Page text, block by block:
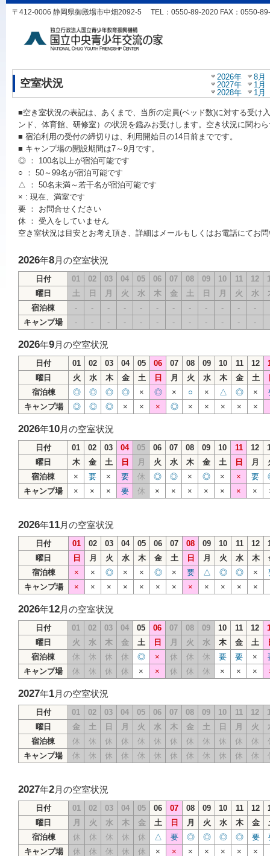
〒412-0006 静岡県御殿場市中畑2092-5 TEL：0550-89-2020 FAX：0550-
空室状況
2026年
8月
2027年
1月
2028年
1月
■空き室状況の表記は、あくまで、当所の定員(ベッド数)に対する受
ンド、体育館、研修室）の状況を鑑みお受けします。空き状況に関わ
■ 宿泊利用の受付の締切りは、利用開始日の14日前までです。
■ キャンプ場の開設期間は7～9月です。
◎ ： 100名以上が宿泊可能です
○ ： 50～99名が宿泊可能です
△ ： 50名未満～若干名が宿泊可能です
× : 現在、満室です
要 ： お問合せください
休 ： 受入をしていません
空き室状況は目安とお考え頂き、詳細はメールもしくはお電話にてお
2026年8月の空室状況
日付 01 02 03 04 05 06 07 08 09 10 11 12
曜日
土 日 月 火 水 木 金 土 日 月 火 水
宿泊棟
- - - - - - - - - - -
-
キャンプ場
- - - - - - - - - - - -
2026年9月の空室状況
日付 01 02 03 04 05 06 07 08 09 10 11 12
曜日
火 水 木 金 土 日 月 火 水 木 金 土
宿泊棟
◎ ◎ ◎ ◎ × ◎ × ○ × △ ◎ ×
キャンプ場
◎ ◎ ◎ × × × ◎ × × × × ×
2026年10月の空室状況
日付 01 02 03 04 05 06 07 08 09 10 11 12
曜日
木 金 土 日 月 火 水 木 金 土 日 月
宿泊棟
× 要 × 要 休 ◎ ◎ × ◎ × × 要
キャンプ場
× × × 要 休 × × × × × × ×
2026年11月の空室状況
日付 01 02 03 04 05 06 07 08 09 10 11 12
曜日
日 月 火 水 木 金 土 日 月 火 水 木
宿泊棟
× × ◎ × × ◎ × 要 △ ◎ ◎ ×
キャンプ場
× × × × × × × × × × × ×
2026年12月の空室状況
日付 01 02 03 04 05 06 07 08 09 10 11 12
曜日
火 水 木 金 土 日 月 火 水 木 金 土
宿泊棟
休 休 休 休 ◎ × 休 休 休 要 要 ×
キャンプ場
休 休 休 休 × × 休 休 休 × × ×
2027年1月の空室状況
日付 01 02 03 04 05 06 07 08 09 10 11 12
曜日
金 土 日 月 火 水 木 金 土 日 月 火
宿泊棟
休 休 休 休 休 休 休 休 休 休 休 休
キャンプ場
休 休 休 休 休 休 休 休 休 休 休 休
2027年2月の空室状況
日付 01 02 03 04 05 06 07 08 09 10 11 12
曜日
月 火 水 木 金 土 日 月 火 水 木 金
宿泊棟
休 休 休 休 休 △ 要 ◎ ◎ ◎ ◎ 要
キャンプ場
休 休 休 休 休 × × × × × × ×